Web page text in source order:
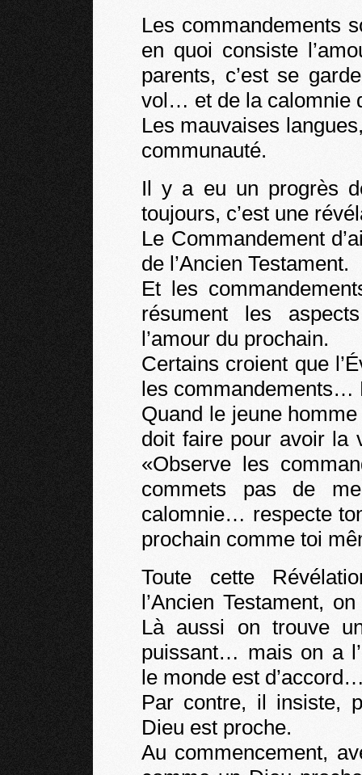
Les commandements
en quoi consiste
parents, c’est se
vol… et de la calomnie
Les mauvaises
communauté.
Il y a eu un progrès
toujours, c’est une
Le Commandement
de l’Ancien Testament.
Et les
résument les
l’amour du prochain.
Certains croient que
les commandements…
Quand le jeune
doit faire pour avoir la
«Observe les
commets pas de
calomnie… respecte
prochain comme toi
Toute cette
l’Ancien Testament,
Là aussi on trouve
puissant… mais on a
le monde est
Par contre, il insiste,
Dieu est proche.
Au commencement,